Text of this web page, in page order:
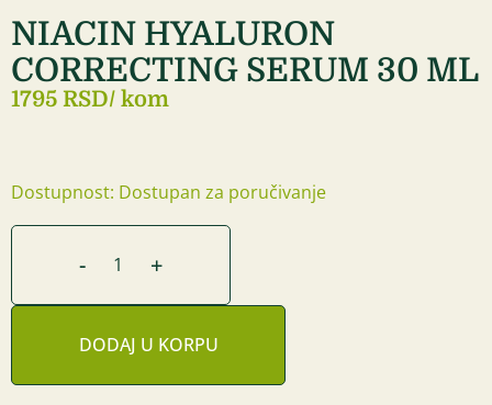
NIACIN HYALURON
CORRECTING SERUM 30 ML
1795 RSD/ kom
Dostupnost: Dostupan za poručivanje
- +
DODAJ U KORPU